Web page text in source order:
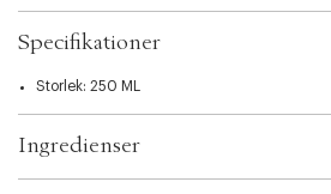
t
i
o
s
e
e
Specifikationer
Storlek: 250 ML
Ingredienser